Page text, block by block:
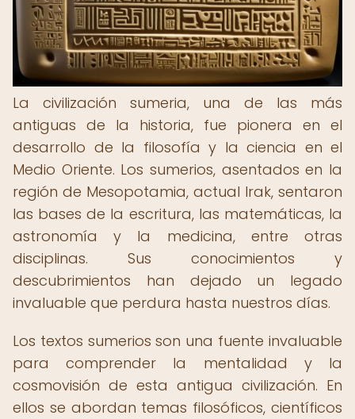
La civilización sumeria, una de las más
antiguas de la historia, fue pionera en el
desarrollo de la filosofía y la ciencia en el
Medio Oriente. Los sumerios, asentados en la
región de Mesopotamia, actual Irak, sentaron
las bases de la escritura, las matemáticas, la
astronomía y la medicina, entre otras
disciplinas. Sus conocimientos y
descubrimientos han dejado un legado
invaluable que perdura hasta nuestros días.
Los textos sumerios son una fuente invaluable
para comprender la mentalidad y la
cosmovisión de esta antigua civilización. En
ellos se abordan temas filosóficos, científicos